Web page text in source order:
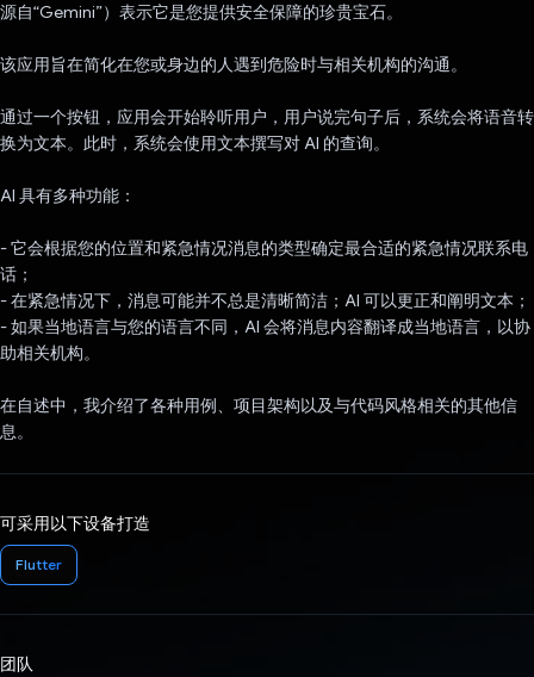
源自“Gemini”）表示它是您提供安全保障的珍贵宝石。
该应用旨在简化在您或身边的人遇到危险时与相关机构的沟通。
通过一个按钮，应用会开始聆听用户，用户说完句子后，系统会将语音转
换为文本。此时，系统会使用文本撰写对 AI 的查询。
AI 具有多种功能：
- 它会根据您的位置和紧急情况消息的类型确定最合适的紧急情况联系电
话；
- 在紧急情况下，消息可能并不总是清晰简洁；AI 可以更正和阐明文本；
- 如果当地语言与您的语言不同，AI 会将消息内容翻译成当地语言，以协
助相关机构。
在自述中，我介绍了各种用例、项目架构以及与代码风格相关的其他信
息。
可采用以下设备打造
Flutter
团队